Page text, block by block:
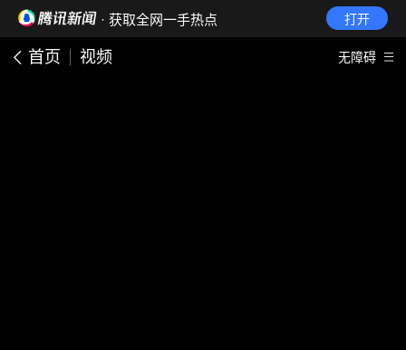
· 获取全网一手热点 打开
首页 视频 无障碍